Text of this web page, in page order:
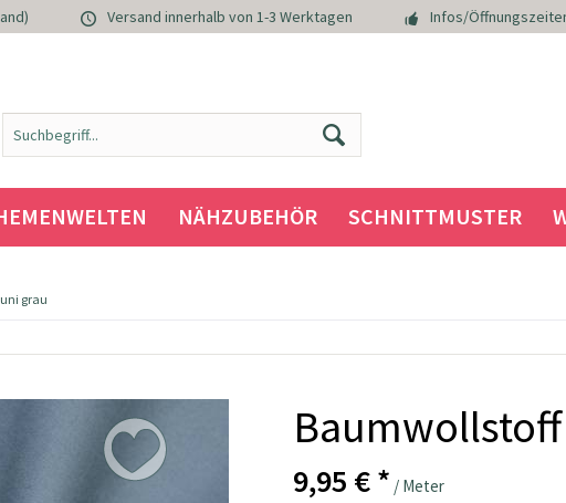
Versand innerhalb von 1-3 Werktagen Infos/
NÄHZUBEHÖR SCHNITTMUSTER
grau
9,95 € * / Meter